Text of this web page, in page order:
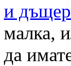
малка,
да